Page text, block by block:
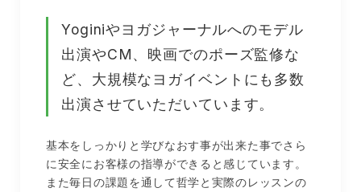
Yoginiやヨガジャーナルへのモデル
出演やCM、映画でのポーズ監修な
ど、大規模なヨガイベントにも多数
出演させていただいています。
基本をしっかりと学びなおす事が出来た事でさら
に安全にお客様の指導ができると感じています。
また毎日の課題を通して哲学と実際のレッスンの